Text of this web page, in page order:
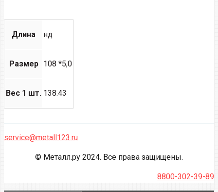
Длина нд
Размер 108 *5,0
Вес 1 шт. 138.43
service@metall123.ru
© Металл.ру 2024. Все права защищены.
8800-302-39-89